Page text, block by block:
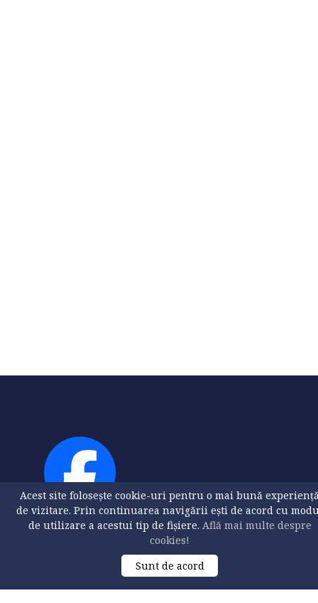
Acest site folosește cookie-uri pentru o mai bună
de vizitare. Prin continuarea navigării ești de acord cu
de utilizare a acestui tip de fișiere. Află mai multe despre
cookies!
Sunt de acord